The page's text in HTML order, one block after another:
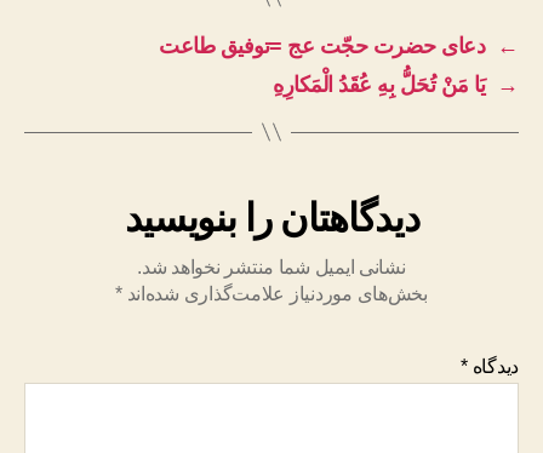
←
دعای حضرت حجّت عج =توفیق طاعت
→
يَا مَنْ تُحَلُّ بِهِ عُقَدُ الْمَكارِهِ
دیدگاهتان را بنویسید
نشانی ایمیل شما منتشر نخواهد شد.
بخش‌های موردنیاز علامت‌گذاری شده‌اند*
دیدگاه*